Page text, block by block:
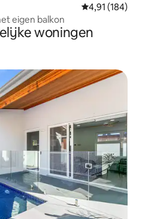
Gemiddelde
4,91 (184)
eigen balkon
woningen